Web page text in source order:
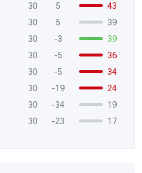
30 5
43
30 5
39
30 -3
39
30 -5
36
30 -5
34
30 -19
24
30 -34
19
30 -23 17